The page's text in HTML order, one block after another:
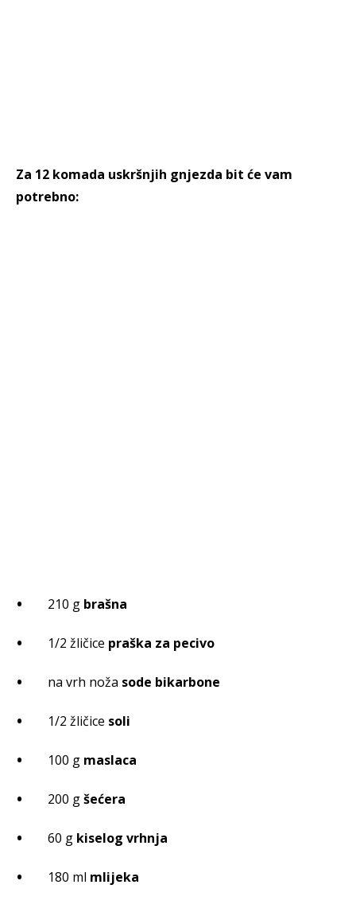
Za 12 komada uskršnjih gnjezda bit će vam
potrebno:
210 g brašna
1/2 žličice praška za pecivo
na vrh noža sode bikarbone
1/2 žličice soli
100 g maslaca
200 gšećera
60 g kiselog vrhnja
180 ml mlijeka